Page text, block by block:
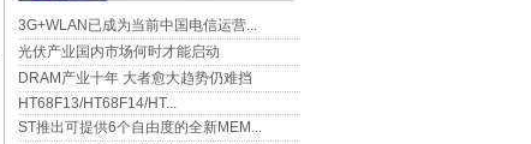
3G+WLAN已成为当前中国电信运营...
光伏产业国内市场何时才能启动
DRAM产业十年 大者愈大趋势仍难挡
HT68F13/HT68F14/HT...
ST推出可提供6个自由度的全新MEM...